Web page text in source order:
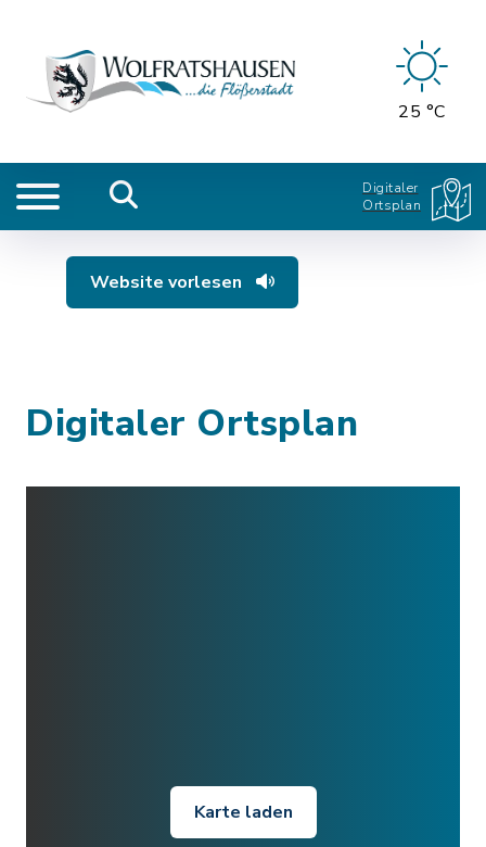
25 °C
Digitaler
Ortsplan
Website vorlesen
Digitaler Ortsplan
Karte laden